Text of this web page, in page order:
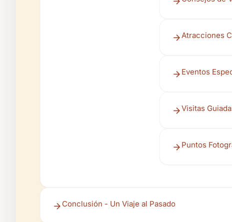
Atracciones
Eventos
Visitas
Puntos
Conclusión - Un Viaje al Pasado